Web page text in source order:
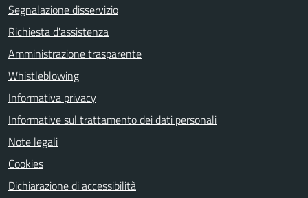
Segnalazione disservizio
Richiesta d'assistenza
Amministrazione trasparente
Whistleblowing
Informativa privacy
Informative sul trattamento dei dati personali
Note legali
Cookies
Dichiarazione di accessibilità